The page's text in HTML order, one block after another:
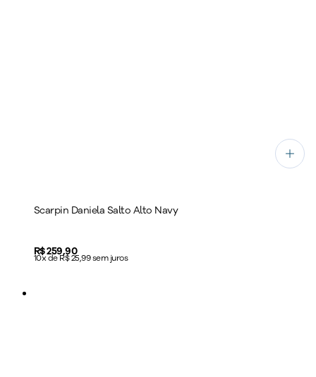
Scarpin Daniela Salto Alto Navy
Price:
R$ 259,90
10x de R$ 25,99 sem juros